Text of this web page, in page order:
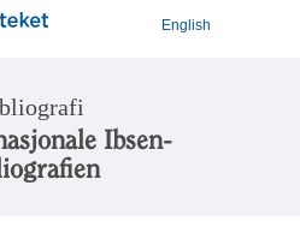
English
Ibsen-